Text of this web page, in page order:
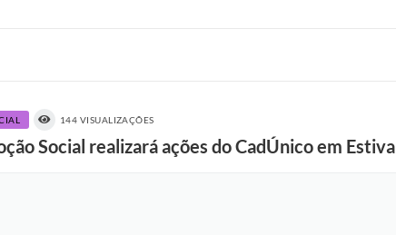
144 VISUALIZAÇÕES
Social realizará ações do CadÚnico em Estiva